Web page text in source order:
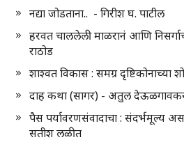
नद्या जोडताना.. - गिरीश घ. पाटील
हरवत चाललेली माळरानं आणि
राठोड
शाश्वत विकास : समग्र दृष्टिकोनाच्या
दाह कथा (सागर) - अतुल
पैस पर्यावरणसंवादाचा : संदर्भमूल्य
सतीश लळीत